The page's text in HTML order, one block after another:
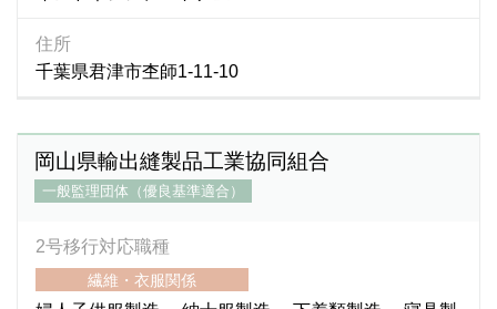
住所
千葉県君津市杢師1-11-10
岡山県輸出縫製品工業協同組合
一般監理団体（優良基準適合）
2号移行対応職種
繊維・衣服関係